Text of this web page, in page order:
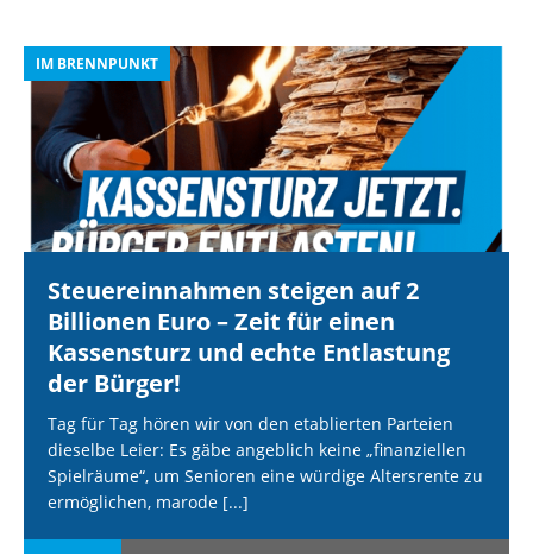
IM BRENNPUNKT
Steuereinnahmen steigen auf 2
Billionen Euro – Zeit für einen
Kassensturz und echte Entlastung
der Bürger!
Tag für Tag hören wir von den etablierten Parteien
dieselbe Leier: Es gäbe angeblich keine „finanziellen
Spielräume“, um Senioren eine würdige Altersrente zu
ermöglichen, marode [...]